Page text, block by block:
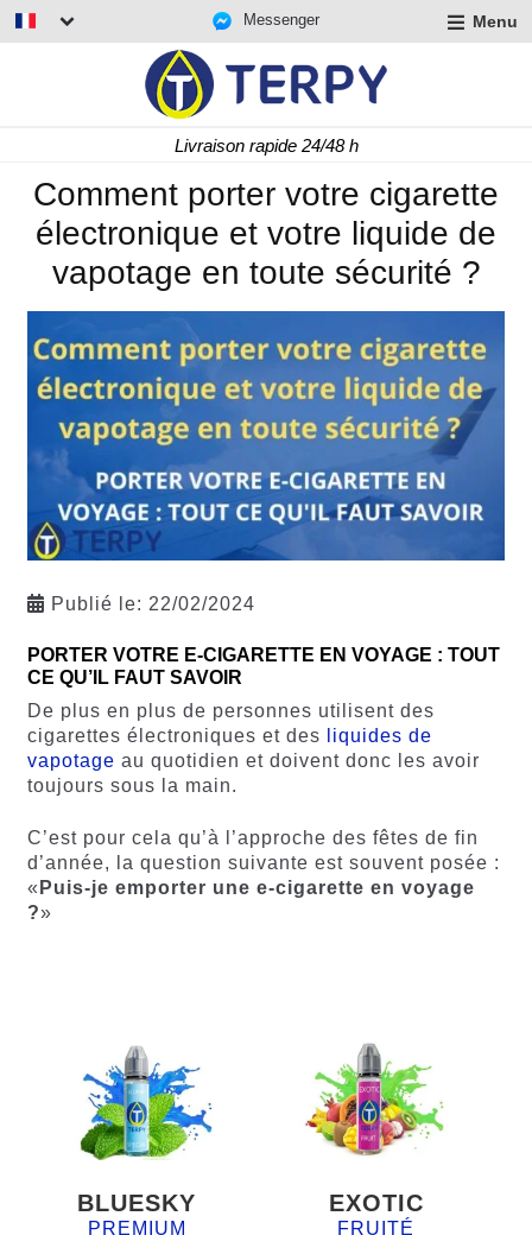
Messenger Menu
Livraison rapide 24/48 h
Comment porter votre cigarette
électronique et votre liquide de
vapotage en toute sécurité ?
Publié le: 22/02/2024
PORTER VOTRE E-CIGARETTE EN VOYAGE : TOUT
CE QU’IL FAUT SAVOIR
De plus en plus de personnes utilisent des
cigarettes électroniques et des
liquides de
vapotage au quotidien et doivent donc les avoir
toujours sous la main.
C’est pour cela qu’à l’approche des fêtes de fin
d’année, la question suivante est souvent posée :
« Puis-je emporter une e-cigarette en voyage
?»
BLUESKY
PREMIUM
EXOTIC
FRUITÉ